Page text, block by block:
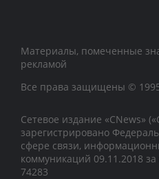
Материалы, помеченные
рекламой
Все права защищены ©
Сетевое издание «CNews»
зарегистрировано
сфере связи,
коммуникаций 09.11.2018
74283